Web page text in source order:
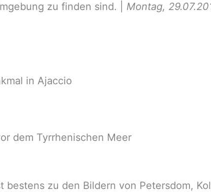
zu finden sind. | Montag,
in Ajaccio
dem Tyrrhenischen Meer
bestens zu den Bildern von Petersdom,